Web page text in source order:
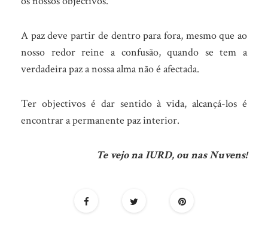
A paz deve partir de dentro para fora, mesmo que ao
nosso redor reine a confusão, quando se tem a
verdadeira paz a nossa alma não é afectada.
Ter objectivos é dar sentido à vida, alcançá-los é
encontrar a permanente paz interior.
Te vejo na IURD, ou nas Nuvens!